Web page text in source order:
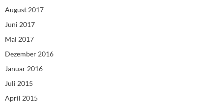
August 2017
Juni 2017
Mai 2017
Dezember 2016
Januar 2016
Juli 2015
April 2015